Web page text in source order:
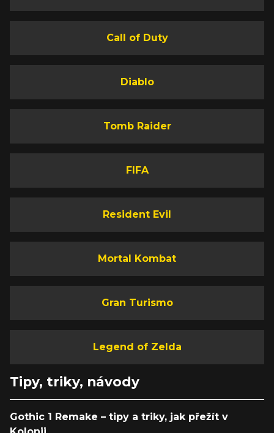
Call of Duty
Diablo
Tomb Raider
FIFA
Resident Evil
Mortal Kombat
Gran Turismo
Legend of Zelda
Tipy, triky, návody
Gothic 1 Remake – tipy a triky, jak přežít v